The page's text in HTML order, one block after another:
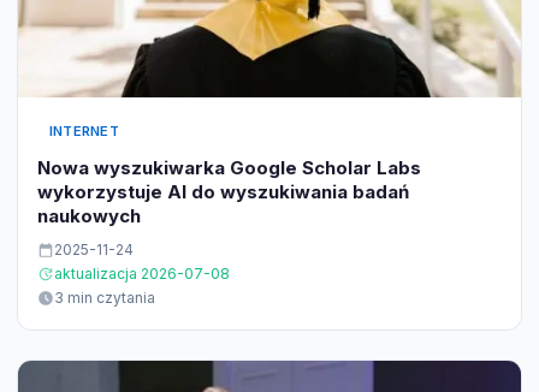
INTERNET
Nowa wyszukiwarka Google Scholar Labs
wykorzystuje AI do wyszukiwania badań
naukowych
2025-11-24
aktualizacja 2026-07-08
3 min czytania